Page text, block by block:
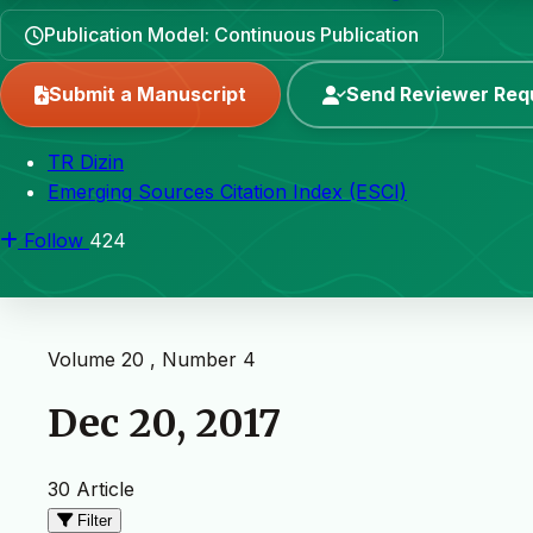
Publication Model: Continuous Publication
Submit a Manuscript Send Reviewer
TR Dizin
Emerging Sources Citation Index (ESCI)
Follow 424
Volume 20 , Number 4
Dec 20, 2017
30 Article
Filter